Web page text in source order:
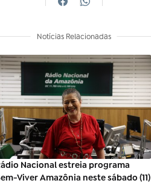
Notícias Relacionadas
Nacional estreia programa
Viver Amazônia neste sábado (11)